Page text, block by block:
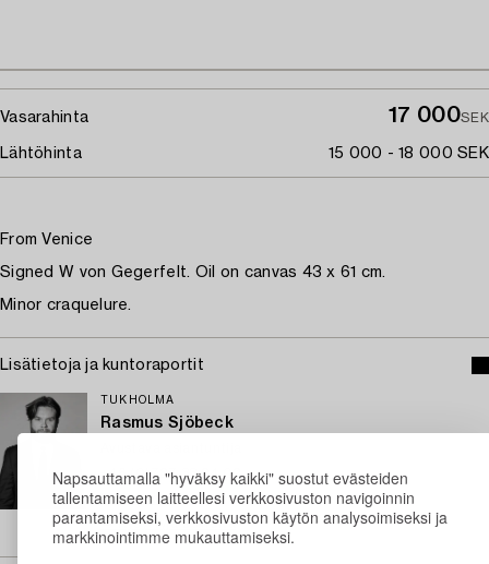
Napsauttamalla "hyväksy kaikki" suostut evästeiden
tallentamiseen laitteellesi verkkosivuston navigoinnin
parantamiseksi, verkkosivuston käytön analysoimiseksi ja
markkinointimme mukauttamiseksi.
Vasarahinta 17 000SEK
Lähtöhinta 15 000 - 18 000 SEK
From Venice
Signed W von Gegerfelt. Oil on canvas 43 x 61 cm.
Minor craquelure.
Lisätietoja ja kuntoraportit
TUKHOLMA
Rasmus Sjöbeck
+46 (0)727 33 24 02
Sähköposti
→ Kysyttyjä esineitä